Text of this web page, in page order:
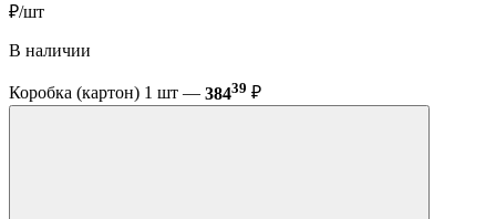
₽/шт
В наличии
Коробка (картон) 1 шт — 38439 ₽